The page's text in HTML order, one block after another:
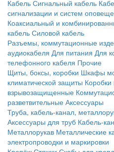
Кабель Сигнальный кабель
сигнализации и систем
Коаксиальный и
кабель Силовой кабель
Разъемы, коммутационные
аудиокабеля Для питания Для
телефонного кабеля Прочие
Щиты, боксы, коробки Шкафы
климатической защиты
взрывозащищенные
разветвительные Аксессуары
Труба, кабель-канал,
Аксессуары для труб Кабель-
Металлорукав Металлические
электропроводки и маркировки